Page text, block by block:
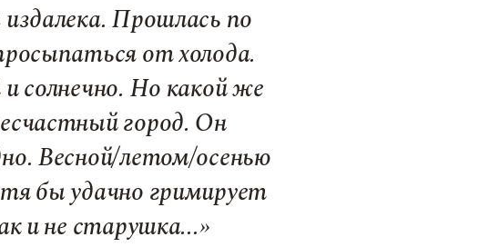
Прошлась по
от холода.
солнечно. Но какой же
город. Он
Весной/летом/осенью
бы удачно гримирует
и не старушка...»